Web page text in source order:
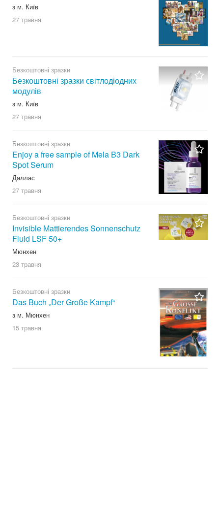
з м. Київ
27 травня
Безкоштовні зразки
Безкоштовні зразки світлодіодних
модулів
з м. Київ
27 травня
Безкоштовні зразки
Enjoy a free sample of Mela B3 Dark
Spot Serum
Даллас
27 травня
Безкоштовні зразки
Invisible Mattierendes Sonnenschutz
Fluid LSF 50+
Мюнхен
23 травня
Безкоштовні зразки
Das Buch „Der Große Kampf“
з м. Мюнхен
15 травня